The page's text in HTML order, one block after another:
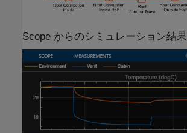
Scope からのシミュレーション結果